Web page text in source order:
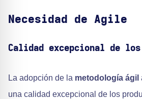
Necesidad de Agile
Calidad excepcional de
La adopción de la metodología ágil
una calidad excepcional de los